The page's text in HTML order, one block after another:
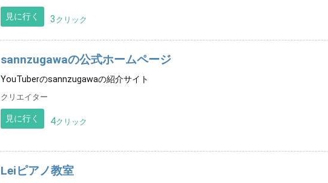
見に行く 3 クリック
sannzugawaの公式ホームページ
YouTuberのsannzugawaの紹介サイト
クリエイター
見に行く 4クリック
Leiピアノ教室